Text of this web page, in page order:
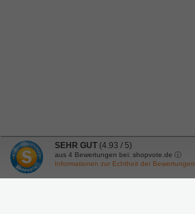
SEHR GUT (4.93 / 5)
aus 4 Bewertungen bei: shopvote.de ⓘ
Informationen zur Echtheit der Bewertungen